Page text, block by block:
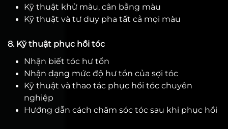
Kỹ thuật khử màu, cân bằng màu
Kỹ thuật và tư duy pha tất cả mọi màu
8. Kỹ thuật phục hồi tóc
Nhận biết tóc hư tổn
Nhận dạng mức độ hư tổn của sợi tóc
Kỹ thuật và thao tác phục hồi tóc chuyên
nghiệp
Hướng dẫn cách chăm sóc tóc sau khi phục hồi